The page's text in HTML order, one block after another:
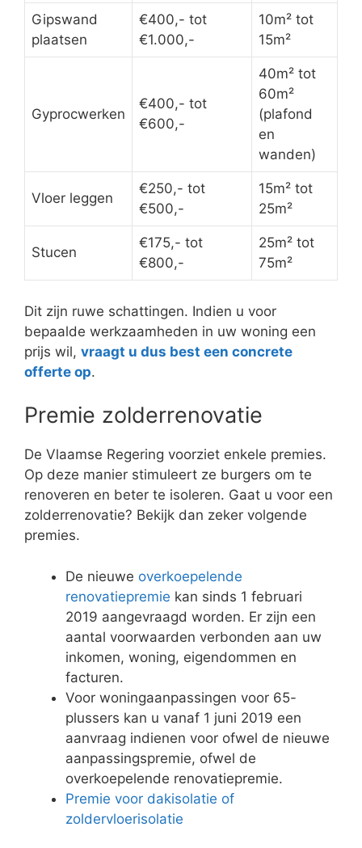
Gipswand
plaatsen
€400,- tot
€1.000,-
10m² tot
15m²
Gyprocwerken
€400,- tot
€600,-
40m² tot
60m²
(plafond
en
wanden)
Vloer leggen
€250,- tot
€500,-
15m² tot
25m²
Stucen
€175,- tot
€800,-
25m² tot
75m²
Dit zijn ruwe schattingen. Indien u voor
bepaalde werkzaamheden in uw woning een
prijs wil, vraagt u dus best een concrete
offerte op.
Premie zolderrenovatie
De Vlaamse Regering voorziet enkele premies.
Op deze manier stimuleert ze burgers om te
renoveren en beter te isoleren. Gaat u voor een
zolderrenovatie? Bekijk dan zeker volgende
premies.
De nieuwe overkoepelende
renovatiepremie kan sinds 1 februari
2019 aangevraagd worden. Er zijn een
aantal voorwaarden verbonden aan uw
inkomen, woning, eigendommen en
facturen.
Voor woningaanpassingen voor 65-
plussers kan u vanaf 1 juni 2019 een
aanvraag indienen voor ofwel de nieuwe
aanpassingspremie, ofwel de
overkoepelende renovatiepremie.
Premie voor dakisolatie of
zoldervloerisolatie